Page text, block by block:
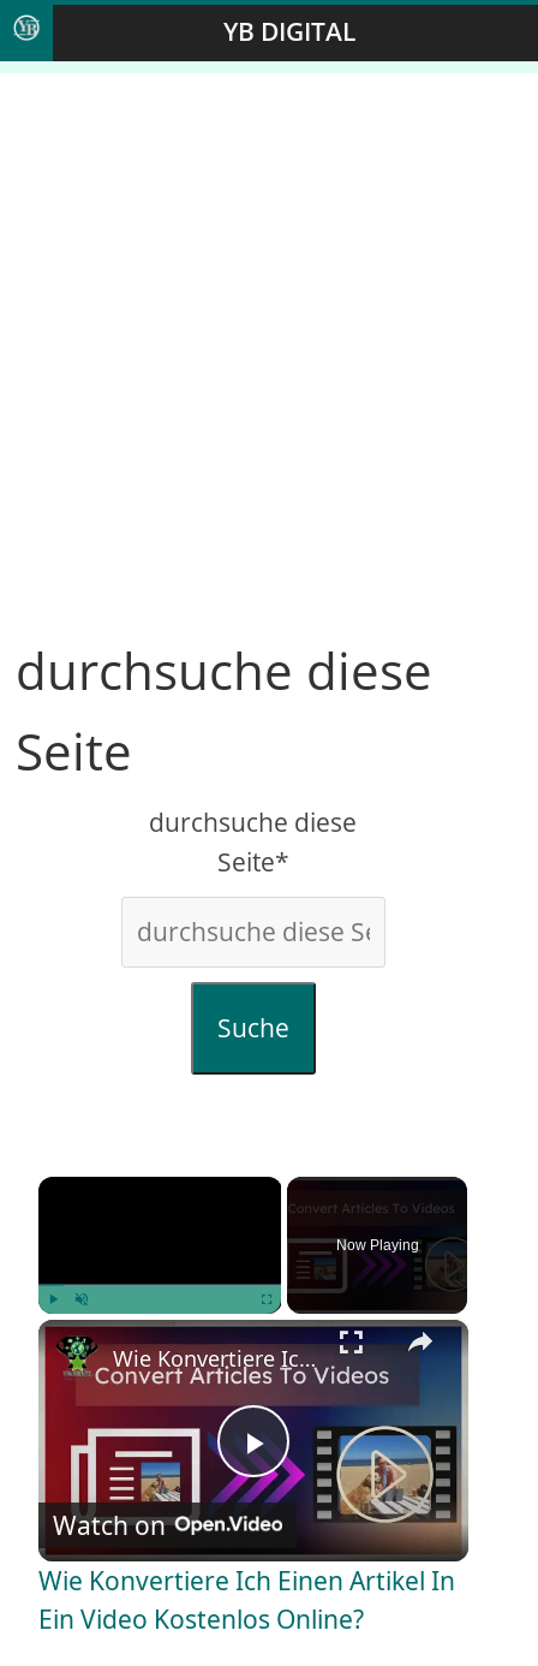
YB DIGITAL
durchsuche diese
Seite
durchsuche diese
Seite*
Suche
×
Play Unmute Fullscreen
Now Playing
×
P
l
a
Wie Konvertiere Ich Einen Artikel In Ein Video Kostenlos Online?
Watch on
Wie Konvertiere Ich Einen Artikel In
Ein Video Kostenlos Online?